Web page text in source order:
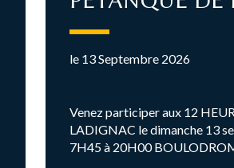
le 13 Septembre 2026
Venez participer aux 12
LADIGNAC le dimanche 13
7H45 à 20H00